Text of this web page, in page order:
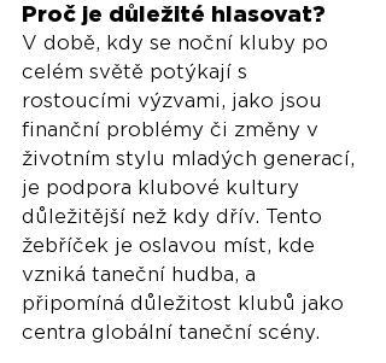
Proč je důležité hlasovat?
V době, kdy se noční kluby po
celém světě potýkají s
rostoucími výzvami, jako jsou
finanční problémy či změny v
životním stylu mladých generací,
je podpora klubové kultury
důležitější než kdy dřív. Tento
žebříček je oslavou míst, kde
vzniká taneční hudba, a
připomíná důležitost klubů jako
centra globální taneční scény.